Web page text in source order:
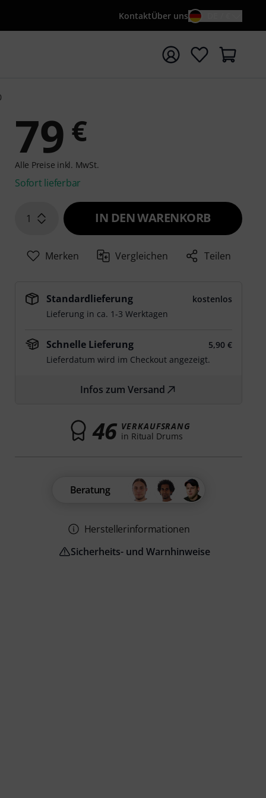
KontaktÜber uns
mit Suchwort {searchTerm} starten
79 €
Alle Preise inkl. MwSt.
Sofort lieferbar
1 IN DEN WARENKORB
Merken Vergleichen Teilen
Standardlieferung
kostenlos
Lieferung in ca. 1-3 Werktagen
Schnelle Lieferung
5,90 €
Lieferdatum wird im Checkout angezeigt.
Infos zum Versand
46 VERKAUFSRANG
in Ritual Drums
Beratung
Herstellerinformationen
Sicherheits- und Warnhinweise